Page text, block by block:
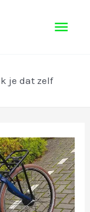
je dat zelf